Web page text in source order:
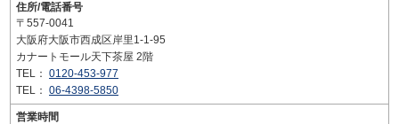
住所/電話番号
〒557-0041
大阪府大阪市西成区岸里1-1-95
カナートモール天下茶屋 2階
TEL： 0120-453-977
TEL： 06-4398-5850
営業時間